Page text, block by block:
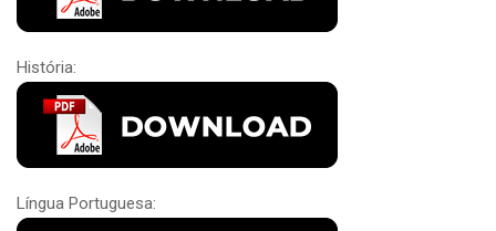
História:
Língua Portuguesa: